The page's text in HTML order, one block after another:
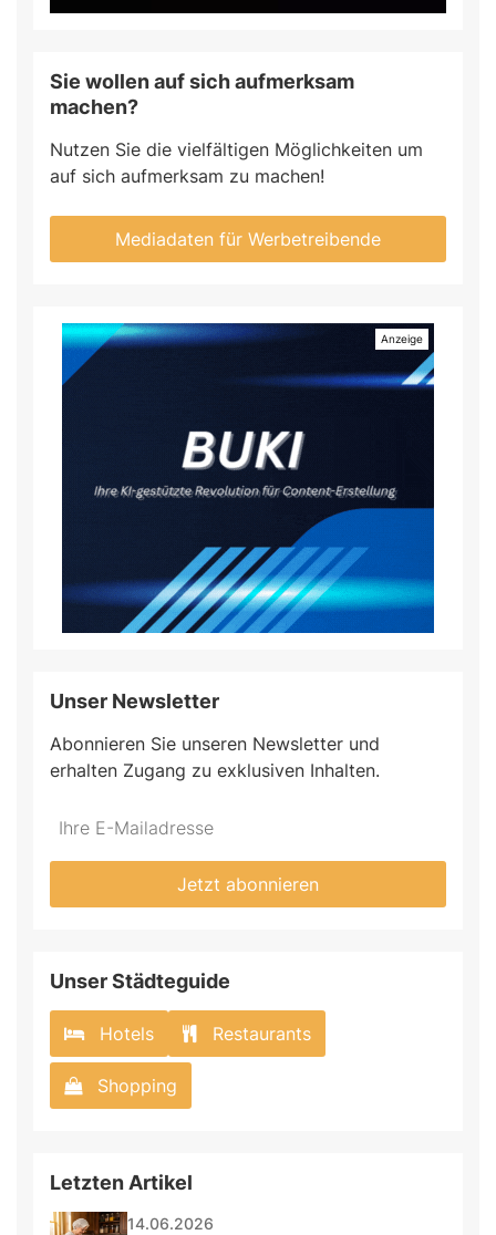
Sie wollen auf sich aufmerksam
machen?
Nutzen Sie die vielfältigen Möglichkeiten um
auf sich aufmerksam zu machen!
Mediadaten für Werbetreibende
Unser Newsletter
Abonnieren Sie unseren Newsletter und
erhalten Zugang zu exklusiven Inhalten.
Do
fill
*Ihre
Mailadresse:
Jetzt abonnieren
Unser Städteguide
Hotels Restaurants
Shopping
Letzten Artikel
14.06.2026